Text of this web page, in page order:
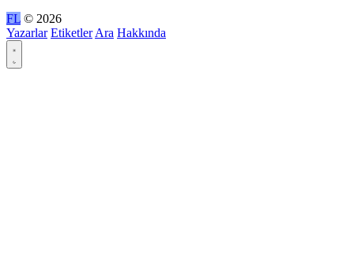
FL © 2026
Yazarlar Etiketler Ara Hakkında